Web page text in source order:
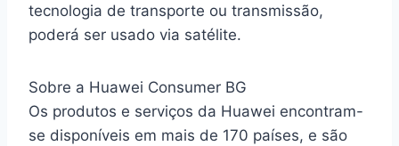
tecnologia de transporte ou transmissão,
poderá ser usado via satélite.
Sobre a Huawei Consumer BG
Os produtos e serviços da Huawei encontram-
se disponíveis em mais de 170 países, e são